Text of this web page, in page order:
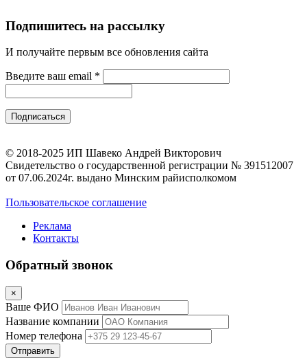
Подпишитесь на рассылку
И получайте первым все обновления сайта
Введите ваш email *
© 2018-2025 ИП Шавеко Андрей Викторович
Свидетельство о государственной регистрации № 391512007
от 07.06.2024г. выдано Минским райисполкомом
Пользовательское соглашение
Реклама
Контакты
Обратный звонок
×
Ваше ФИО
Название компании
Номер телефона